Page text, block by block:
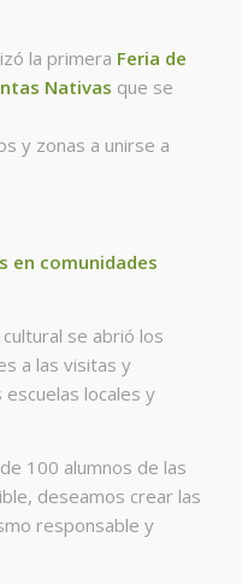
la primera Feria de
Nativas que se
y zonas a unirse a
en comunidades
se abrió los
a las visitas y
locales y
100 alumnos de las
deseamos crear las
responsable y